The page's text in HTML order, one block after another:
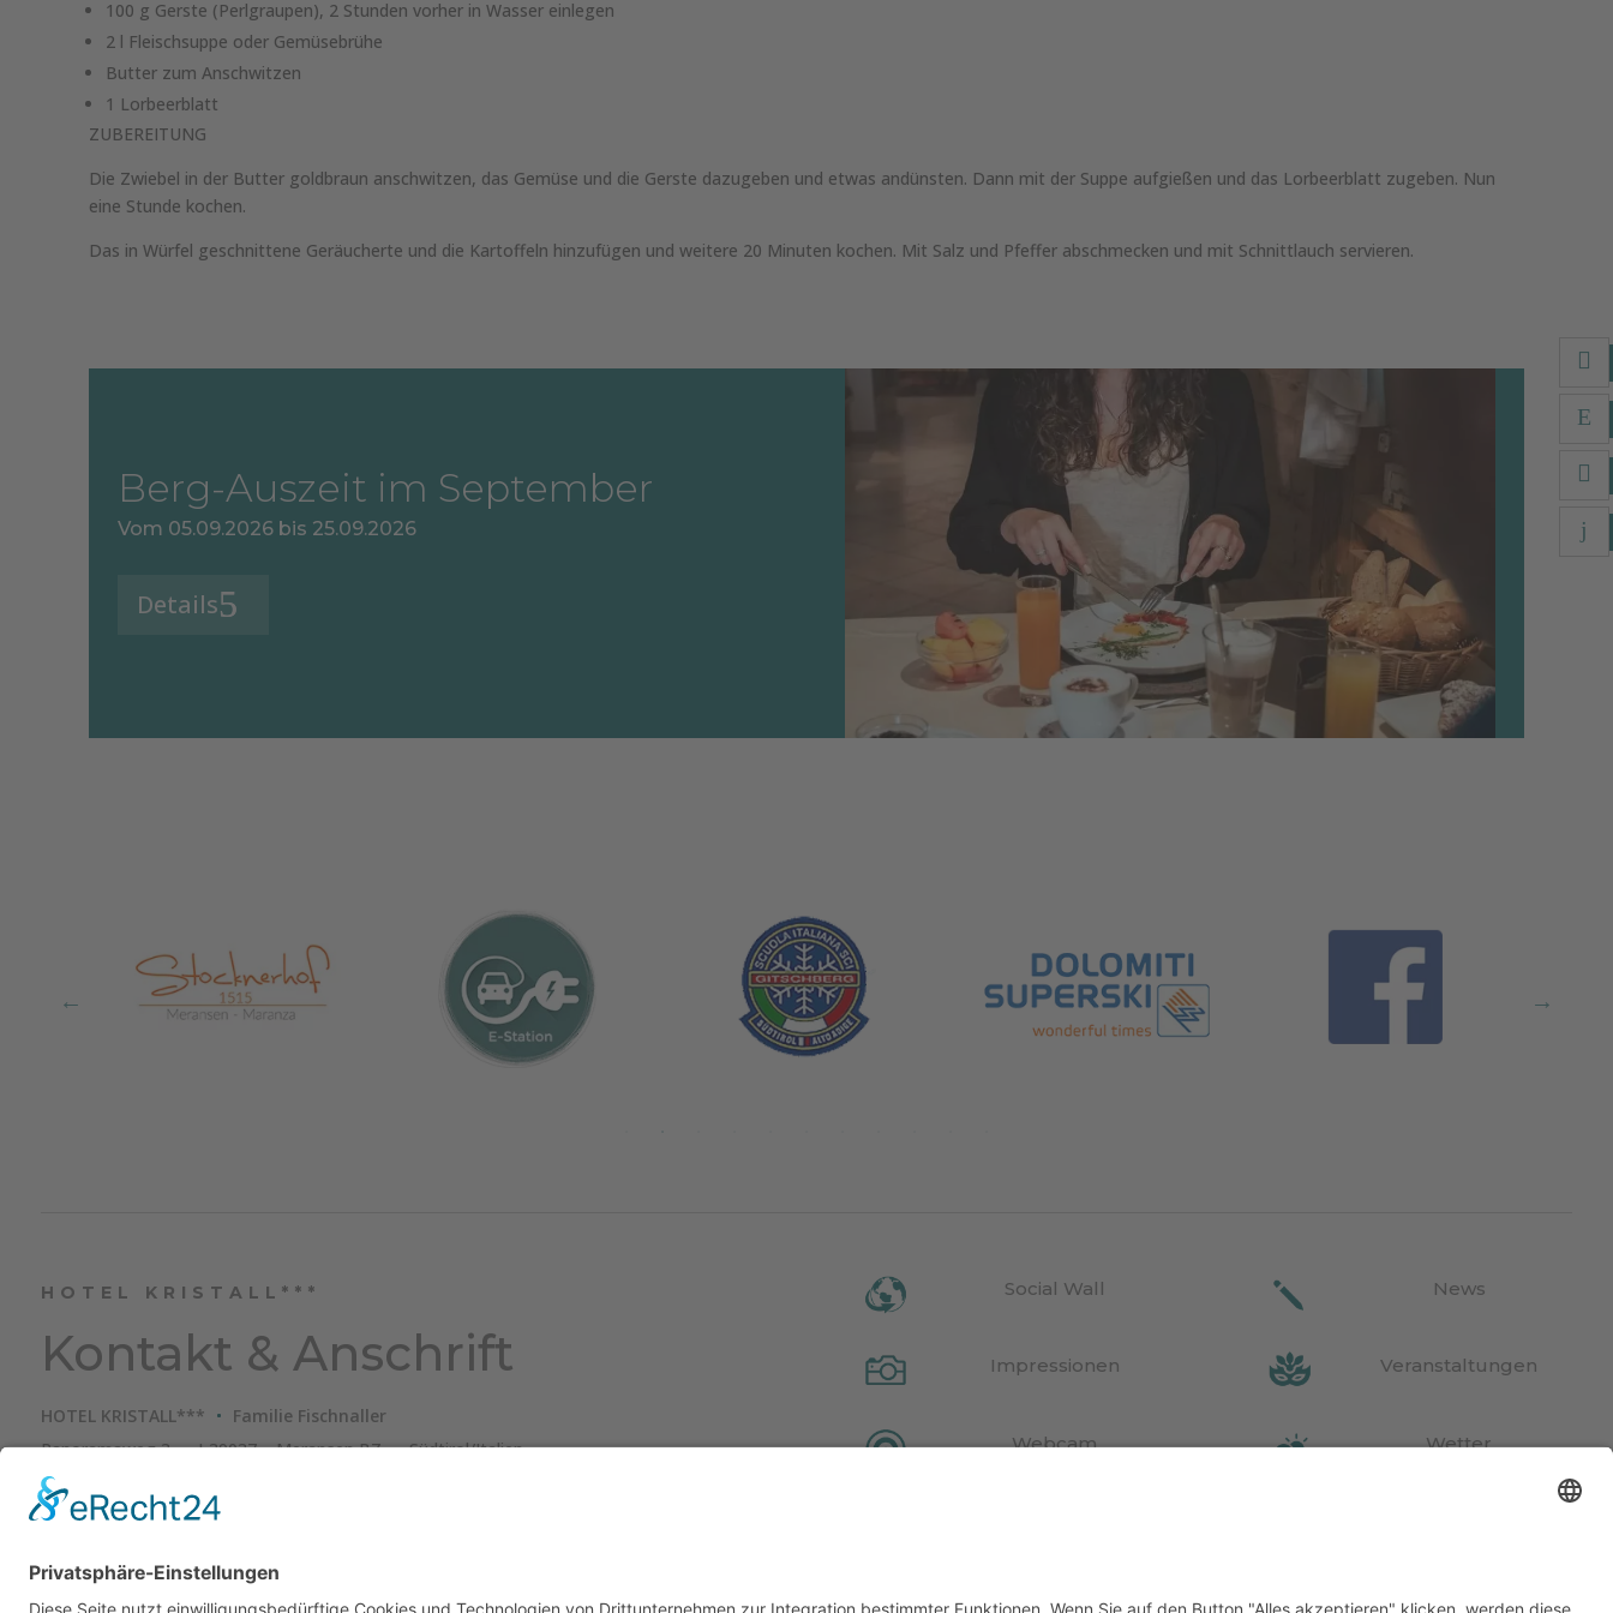
100 g Gerste (Perlgraupen), 2 Stunden vorher in Wasser einlegen
2 l Fleischsuppe oder Gemüsebrühe
Butter zum Anschwitzen
1 Lorbeerblatt
ZUBEREITUNG
Die Zwiebel in der Butter goldbraun anschwitzen, das Gemüse und die Gerste dazugeben und etwas andünsten. Dann mit der Suppe aufgießen und das Lorbeerblatt zugeben. Nun
eine Stunde kochen.
Das in Würfel geschnittene Geräucherte und die Kartoffeln hinzufügen und weitere 20 Minuten kochen. Mit Salz und Pfeffer abschmecken und mit Schnittlauch servieren.
Berg-Auszeit im September
Vom 05.09.2026 bis 25.09.2026
Details
HOTEL KRISTALL***
Kontakt & Anschrift
HOTEL KRISTALL***
Familie Fischnaller
Panoramaweg 3
I-39037 – Meransen BZ
Südtirol/Italien
Tel.
Social Wall
Impressionen
Webcam
News
Veranstaltungen
Wetter